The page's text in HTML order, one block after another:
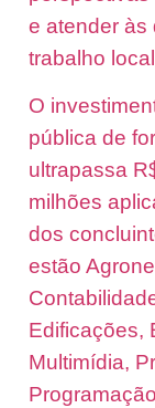
e atender às
trabalho
O
pública de
ultrapassa
milhões
dos
estão
Edificações,
Multimídia,